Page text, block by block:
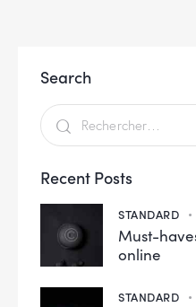
Search
Recent Posts
STANDARD
Must-
online
STANDARD